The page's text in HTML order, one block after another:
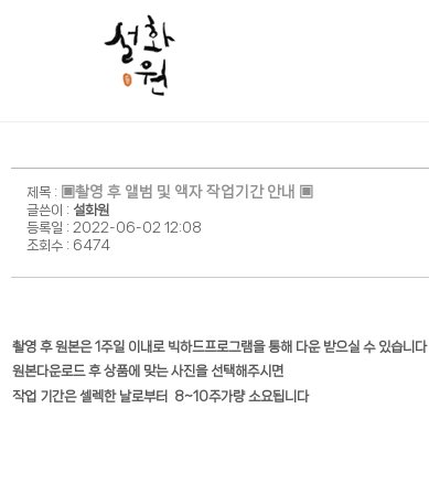
제목 : ▣촬영 후 앨범 및 액자 작업기간 안내 ▣
글쓴이 : 설화원
등록일 : 2022-06-02 12:08
조회수 : 6474
촬영 후 원본은 1주일 이내로 빅하드프로그램을 통해 다운 받으실 수 있습니다
원본다운로드 후 상품에 맞는 사진을 선택해주시면
작업 기간은 셀렉한 날로부터 8~10주가량 소요됩니다